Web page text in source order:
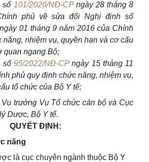
số 101/2020/NĐ-CPngày 28 tháng 8
phủ về sửa đổi Nghị định số
01 tháng 9 năm 2016 của Chính
năng, nhiệm vụ, quyền hạn và cơ cấu
quan ngang Bộ;
số95/2022/NĐ-CPngày 15 tháng 11
phủ quy định chức năng, nhiệm vụ,
tổ chức của Bộ Y tế;
trưởng Vụ Tổ chức cán bộ và Cục
Dược, Bộ Y tế.
QUYẾT ĐỊNH:
năng
là cục chuyên ngành thuộc Bộ Y